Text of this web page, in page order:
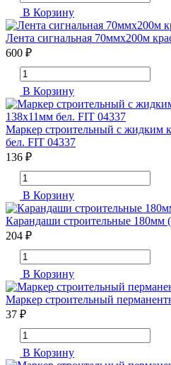
В Корзину
Лента сигнальная 70ммх200м
600 ₽
В Корзину
Маркер строительный с жидким
бел. FIT 04337
136 ₽
В Корзину
Карандаши строительные
204 ₽
В Корзину
Маркер строительный
37 ₽
В Корзину